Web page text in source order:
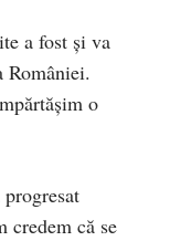
a fost și va
o
credem că se